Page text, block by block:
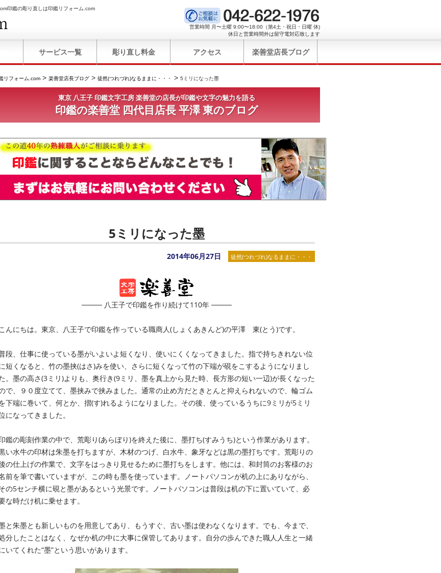
印鑑の彫り直しは印鑑リフォーム.com
営業時間 月〜土曜 9:00〜18:00（第4土・祝日・日曜 休)
休日と営業時間外は留守電対応致します
サービス一覧 彫り直し料金 アクセス 楽善堂店長ブログ
リフォーム.com > 楽善堂店長ブログ > 徒然(つれづれ)なるままに・・・ > 5ミリになった墨
東京 八王子 印鑑文字工房 楽善堂の店長が印鑑や文字の魅力を語る
印鑑の楽善堂 四代目店長 平澤 東のブログ
5ミリになった墨
2014年06月27日 徒然(つれづれ)なるままに・・・
──── 八王子で印鑑を作り続けて110年 ────
んにちは。東京、八王子で印鑑を作っている職商人(しょくあきんど)の平澤 東(とう)です。
段、仕事に使っている墨がいよいよ短くなり、使いにくくなってきました。指で持ちきれない位
短くなると、竹の墨挟(はさ)みを使い、さらに短くなって竹の下端が硯をこするようになりまし
。墨の高さ(3ミリ)よりも、奥行き(9ミリ、墨を真上から見た時、長方形の短い一辺)が長くなった
で、９０度立てて、墨挟みで挟みました。通常の止め方だときとんと抑えられないので、輪ゴム
下端に巻いて、何とか、摺(す)れるようになりました。その後、使っているうちに9ミリが5ミリ
になってきました。
鑑の彫刻作業の中で、荒彫り(あらぼり)を終えた後に、墨打ち(すみうち)という作業があります。
い水牛の印材は朱墨を打ちますが、木材のつげ、白水牛、象牙などは黒の墨打ちです。荒彫りの
の仕上げの作業で、文字をはっきり見せるために墨打ちをします。他には、和封筒のお客様のお
前を筆で書いていますが、この時も墨を使っています。ノートパソコンが机の上にありながら、
の5センチ横に硯と墨があるという光景です。ノートパソコンは普段は机の下に置いていて、必
な時だけ机に乗せます。
と朱墨とも新しいものを用意してあり、もうすぐ、古い墨は使わなくなります。でも、今まで、
分したことはなく、なぜか机の中に大事に保管してあります。自分の歩んできた職人人生と一緒
いてくれた“墨”という思いがあります。